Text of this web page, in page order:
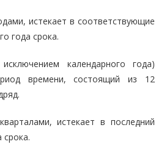
истекает в соответствующие
года срока.
календарного года)
времени, состоящий из 12
истекает в последний
срока.